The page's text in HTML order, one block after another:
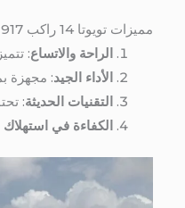
مميزات تويوتا 14 راكب 01503641917 / ايجار تويوتا 14 راكب
الراحة والاتساع: تتميز تويوتا 14 راكب بمقاعد مريحة تتسع
الأداء الجيد: مجهزة
التقنيات الحديثة:
الكفاءة في استهلاك